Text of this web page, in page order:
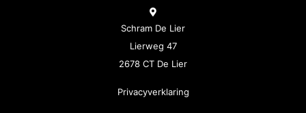
Schram De Lier
Lierweg 47
2678 CT De Lier
Privacyverklaring